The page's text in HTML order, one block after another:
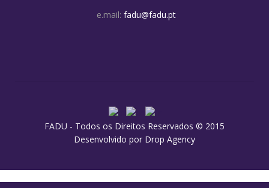
e.mail: fadu@fadu.pt
FADU - Todos os Direitos Reservados © 2015
Desenvolvido por Drop Agency